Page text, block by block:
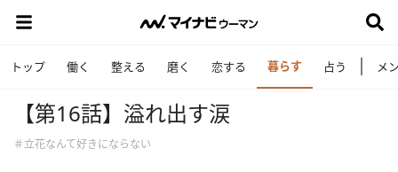
トップ 働く 整える 磨く 恋する 暮らす 占う メ
【第16話】溢れ出す涙
＃立花なんて好きにならない